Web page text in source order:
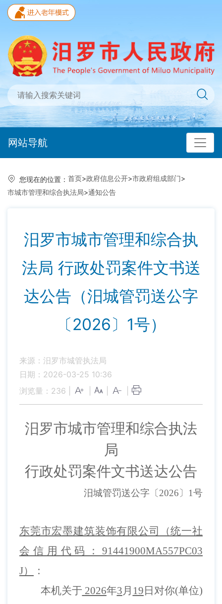
网站导航
您现在的位置： 首页>政府信息公开>市政府组成部门>
市城市管理和综合执法局>通知公告
汨罗市城市管理和综合执
法局 行政处罚案件文书送
达公告（汨城管罚送公字
〔2026〕1号）
来源：汨罗市城管执法局
日期：2026-03-25 10:36
浏览量： 236
汨罗市城市管理和综合执法
局
行政处罚案件文书送达公告
汨城管罚送公字 〔2026 〕 1号
东莞市宏墨建筑装饰有限公司
（统一社
会信用代码： 91441900MA557PC03
J）
：
本机关于 2026年3月 19 日对你(单位)